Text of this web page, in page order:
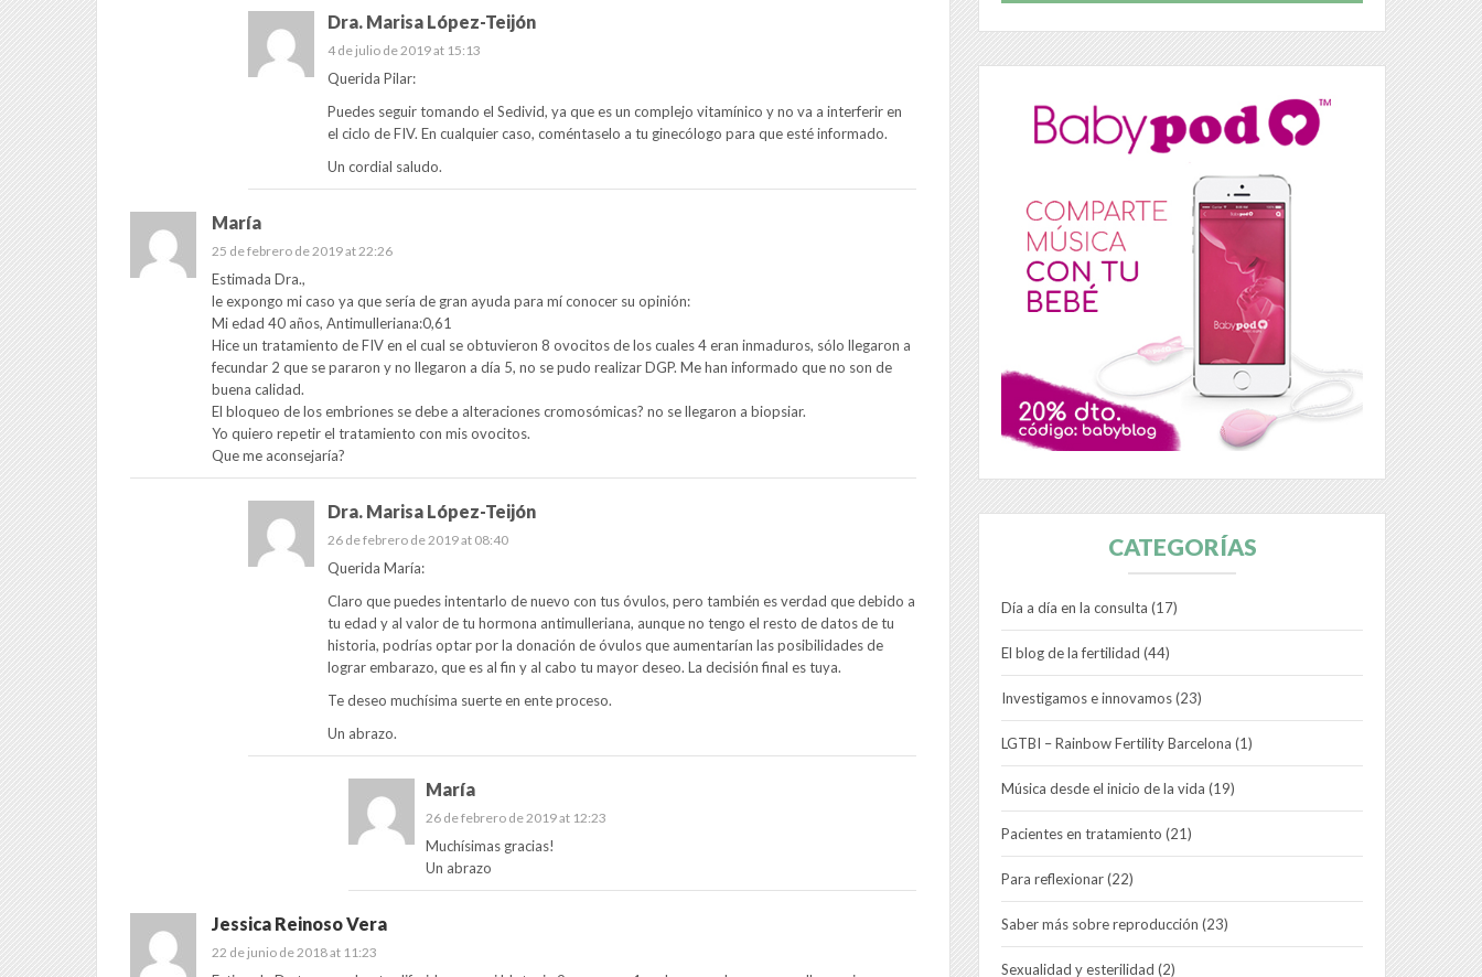
Dra. Marisa López-Teijón
4 de julio de 2019 at 15:13
Querida Pilar:
Puedes seguir tomando el Sedivid, ya que es un complejo vitamínico y no va a interferir en
el ciclo de FIV. En cualquier caso, coméntaselo a tu ginecólogo para que esté informado.
Un cordial saludo.
María
25 de febrero de 2019 at 22:26
Estimada Dra.,
le expongo mi caso ya que sería de gran ayuda para mí conocer su opinión:
Mi edad 40 años, Antimulleriana:0,61
Hice un tratamiento de FIV en el cual se obtuvieron 8 ovocitos de los cuales 4 eran inmaduros, sólo llegaron a
fecundar 2 que se pararon y no llegaron a día 5, no se pudo realizar DGP. Me han informado que no son de
buena calidad.
El bloqueo de los embriones se debe a alteraciones cromosómicas? no se llegaron a biopsiar.
Yo quiero repetir el tratamiento con mis ovocitos.
Que me aconsejaría?
Dra. Marisa López-Teijón
26 de febrero de 2019 at 08:40
Querida María:
Claro que puedes intentarlo de nuevo con tus óvulos, pero también es verdad que debido a
tu edad y al valor de tu hormona antimulleriana, aunque no tengo el resto de datos de tu
historia, podrías optar por la donación de óvulos que aumentarían las posibilidades de
lograr embarazo, que es al fin y al cabo tu mayor deseo. La decisión final es tuya.
Te deseo muchísima suerte en ente proceso.
Un abrazo.
María
26 de febrero de 2019 at 12:23
Muchísimas gracias!
Un abrazo
Jessica Reinoso Vera
22 de junio de 2018 at 11:23
CATEGORÍAS
Día a día en la consulta (17)
El blog de la fertilidad (44)
Investigamos e innovamos(23)
LGTBI – Rainbow Fertility Barcelona (1)
Música desde el inicio de la vida (19)
Pacientes en tratamiento (21)
Para reflexionar(22)
Saber más sobre reproducción (23)
Sexualidad y esterilidad (2)